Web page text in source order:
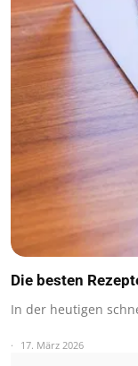
Die besten
In der heutigen
17. März 2026